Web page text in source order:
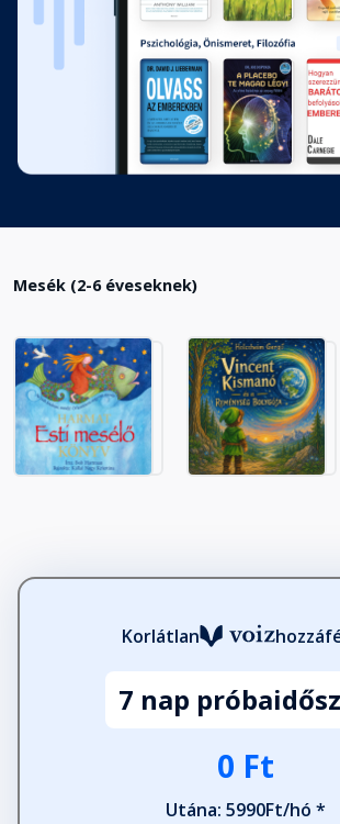
14. fejezet
Fejezet hossza: 00:10:26
15. fejezet
Fejezet hossza: 00:22:38
17. fejezet
Fejezet hossza: 00:06:49
18. fejezet
Fejezet hossza: 00:19:20
20. fejezet
Fejezet hossza: 00:24:30
Mesék (2-6 éveseknek)
Korlátlan
7 nap
0 Ft
Utána: 5990Ft/hó *